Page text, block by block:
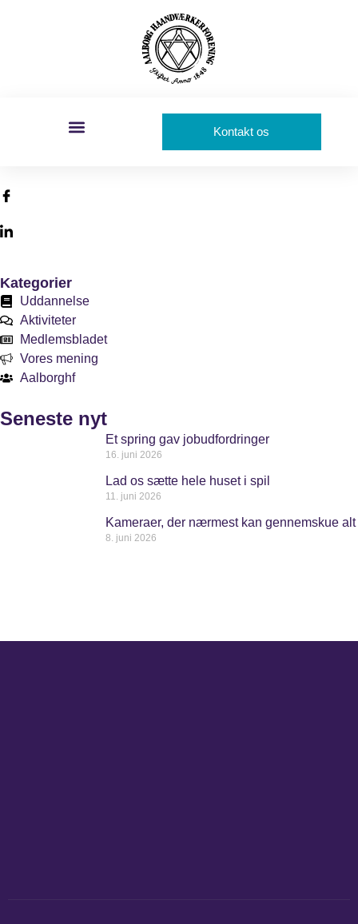
Kontakt os
Kategorier
Uddannelse
Aktiviteter
Medlemsbladet
Vores mening
Aalborghf
Seneste nyt
Et spring gav jobudfordringer
16. juni 2026
Lad os sætte hele huset i spil
11. juni 2026
Kameraer, der nærmest kan gennemskue alt
8. juni 2026